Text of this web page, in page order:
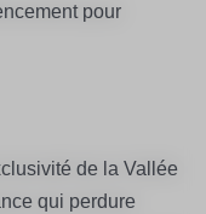
pour
de la Vallée
qui perdure